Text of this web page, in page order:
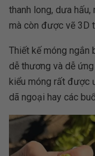
thanh long, dưa
mà còn được vẽ 3D
Thiết kế móng ngắn
dễ thương và dễ
kiểu móng rất được
dã ngoại hay các